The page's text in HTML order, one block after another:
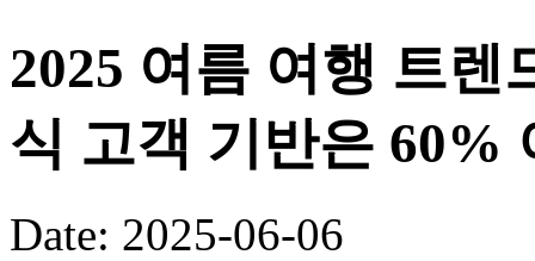
2025 여름 여행 트
식 고객 기반은 60%
Date: 2025-06-06